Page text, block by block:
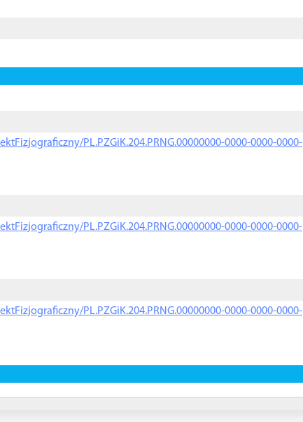
PL.PZGiK.204.PRNG.00000000-0000-0000-0000-
PL.PZGiK.204.PRNG.00000000-0000-0000-0000-
PL.PZGiK.204.PRNG.00000000-0000-0000-0000-